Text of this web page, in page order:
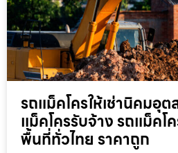
รถแม็คโครให้เช่านิคมอุต
แม็คโครรับจ้าง รถแม็คโ
พื้นที่ทั่วไทย ราคาถูก